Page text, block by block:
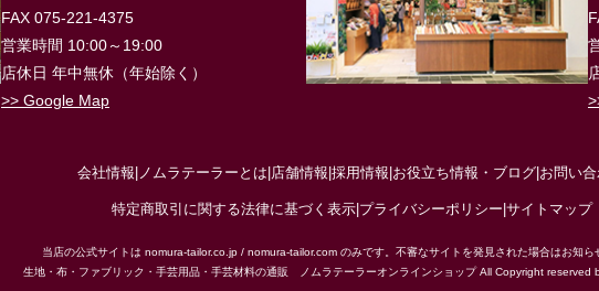
FAX 075-221-4375
営業時間 10:00～19:00
店休日 年中無休（年始除く）
>> Google Map
会社情報 ノムラテーラーとは 店舗情報 採用情報 お役立ち情報・ブログ お問い
特定商取引に関する法律に基づく表示| プライバシーポリシー サイトマップ
当店の公式サイトは nomura-tailor.co.jp / nomura-tailor.com のみです。不審なサイトを発見された場合はお知ら
生地・布・ファブリック・手芸用品・手芸材料の通販 ノムラテーラーオンラインショップ All Copyright reserved